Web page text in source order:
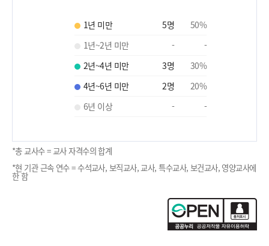
1년 미만 5명 50%
1년~2년 미만
-
-
2년~4년 미만
3명 30%
4년~6년 미만
2명 20%
6년 이상
- -
*총 교사수 = 교사 자격수의 합계
*현 기관 근속 연수 = 수석교사, 보직교사, 교사, 특수교사, 보건교사, 영양교사에
한 함